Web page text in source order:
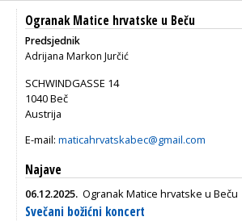
Ogranak Matice hrvatske u Beču
Predsjednik
Adrijana Markon Jurčić
SCHWINDGASSE 14
1040 Beč
Austrija
E-mail: maticahrvatskabec@gmail.com
Najave
06.12.2025. Ogranak Matice hrvatske u Beču
Svečani božićni koncert